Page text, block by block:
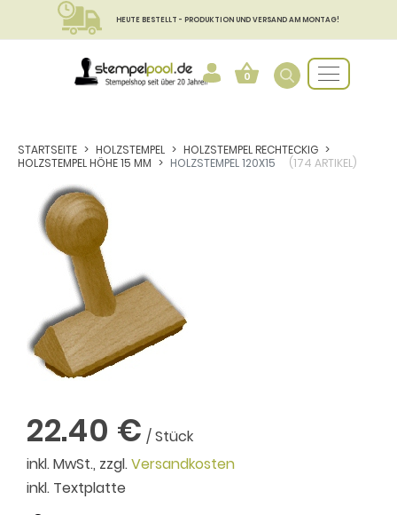
HEUTE BESTELLT - PRODUKTION UND VERSAND AM MONTAG!
0
STARTSEITE HOLZSTEMPEL
HOLZSTEMPEL RECHTECKIG
HOLZSTEMPEL HÖHE 15 MM
HOLZSTEMPEL 120X15 (174 ARTIKEL)
22.40 € / Stück
inkl. MwSt., zzgl.Versandkosten
inkl. Textplatte